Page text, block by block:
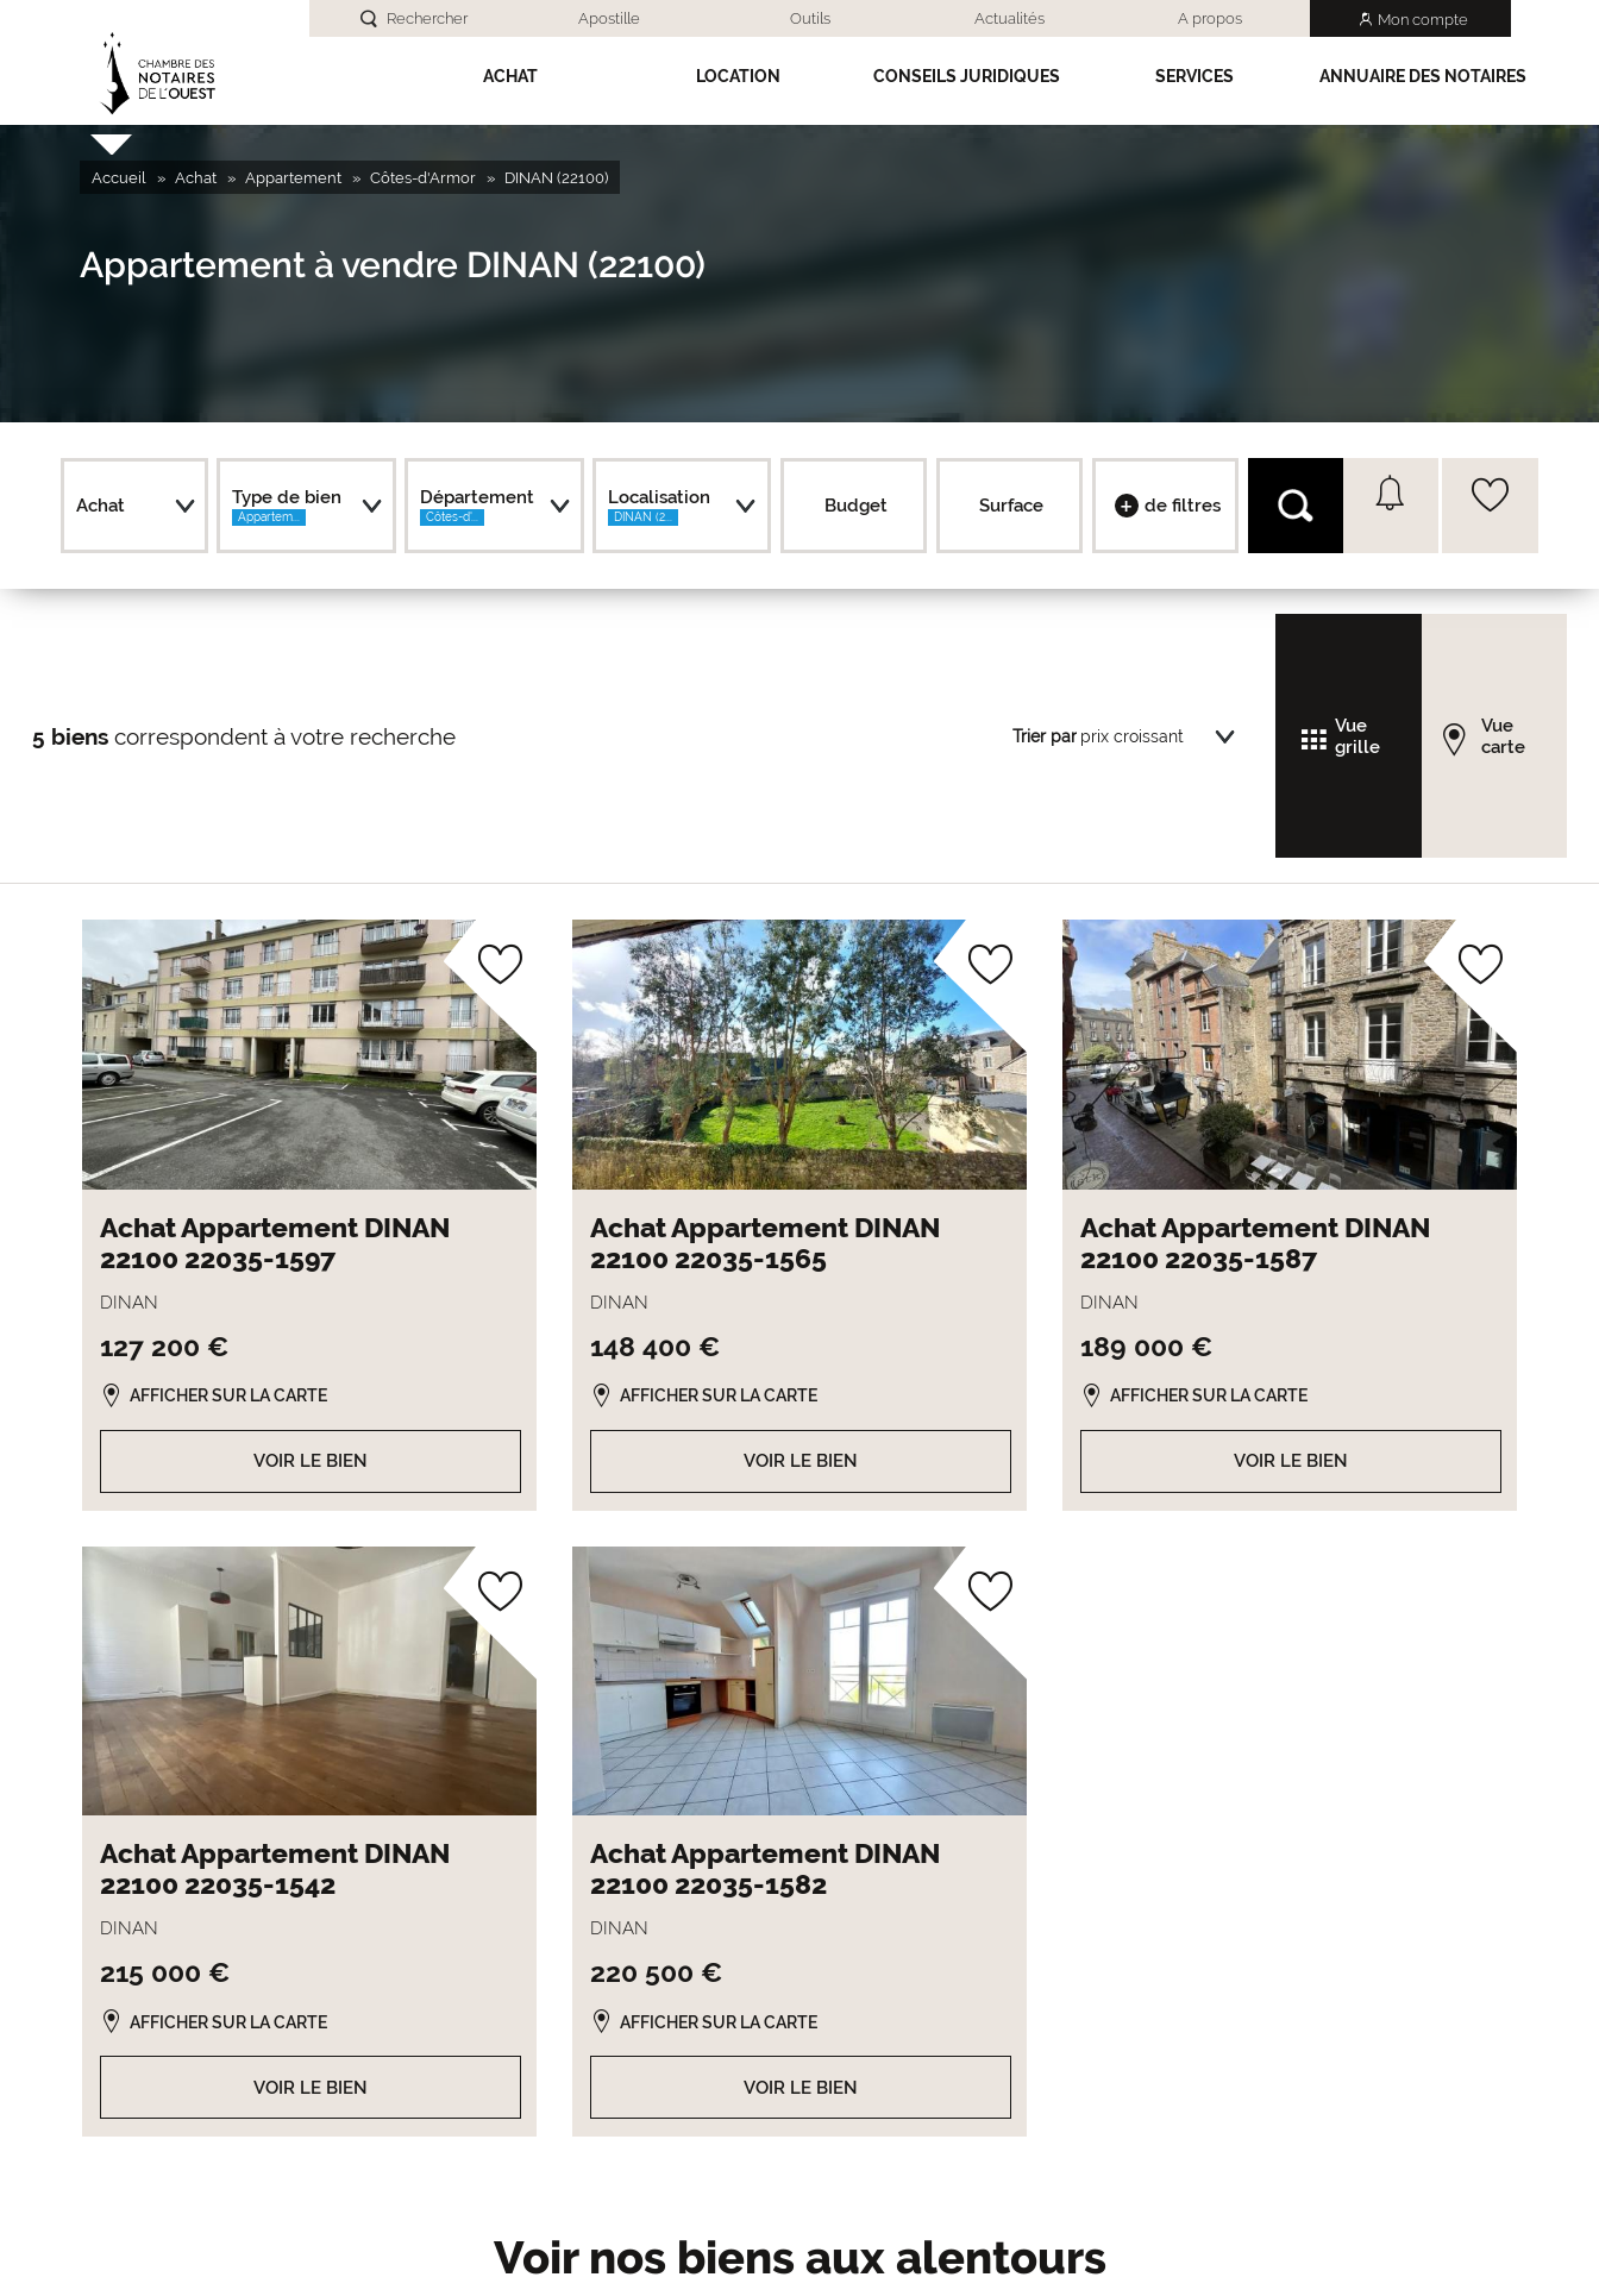
Rechercher Apostille Outils Actualités A propos Mon compte
ACHAT LOCATION CONSEILS JURIDIQUES SERVICES ANNUAIRE DES NOTAIRES
Accueil Achat Appartement Côtes-d'Armor DINAN (22100)
Appartement à vendre DINAN (22100)
Achat Type de bien
Appartem...
Département
Côtes-d'...
Localisation
DINAN (2... Budget Surface de filtres
5 bienscorrespondent à votre recherche Trier par
Vue
grille
Vue
carte
Achat Appartement DINAN
22100 22035-1597
DINAN
127 200 €
VOIR LE BIEN
AFFICHER SUR LA CARTE
Achat Appartement DINAN
22100 22035-1565
DINAN
148 400 €
VOIR LE BIEN
AFFICHER SUR LA CARTE
Achat Appartement DINAN
22100 22035-1587
DINAN
189 000 €
VOIR LE BIEN
AFFICHER SUR LA CARTE
Achat Appartement DINAN
22100 22035-1542
DINAN
215 000 €
VOIR LE BIEN
AFFICHER SUR LA CARTE
Achat Appartement DINAN
22100 22035-1582
DINAN
220 500 €
VOIR LE BIEN
AFFICHER SUR LA CARTE
Voir nos biens aux alentours